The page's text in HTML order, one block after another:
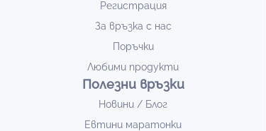
Регистрация
За връзка с нас
Поръчки
Любими продукти
Полезни връзки
Новини / Блог
Евтини маратонки